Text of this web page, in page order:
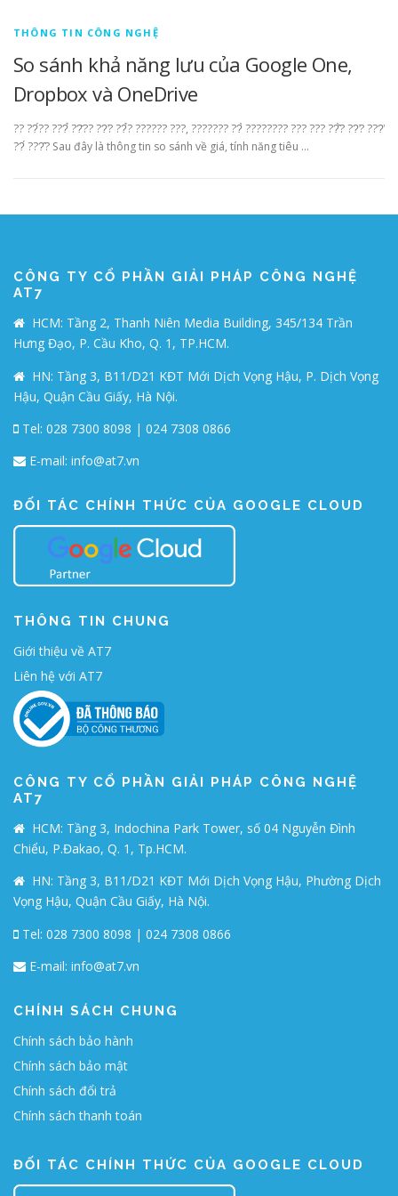
THÔNG TIN CÔNG NGHỆ
So sánh khả năng lưu của Google One,
Dropbox và OneDrive
?? ??́?? ???̉ ??̆?? ??̛? ??̉? ?????? ???, ??????? ??̀ ???????? ??? ??? ??̂̀? ??̛? ???̛̃
??́ ???̂? Sau đây là thông tin so sánh về giá, tính năng tiêu …
CÔNG TY CỔ PHẦN GIẢI PHÁP CÔNG NGHỆ
AT7
HCM: Tầng 2, Thanh Niên Media Building, 345/134 Trần
Hưng Đạo, P. Cầu Kho, Q. 1, TP.HCM.
HN: Tầng 3, B11/D21 KĐT Mới Dịch Vọng Hậu, P. Dịch Vọng
Hậu, Quận Cầu Giấy, Hà Nội.
Tel: 028 7300 8098 | 024 7308 0866
E-mail: info@at7.vn
ĐỐI TÁC CHÍNH THỨC CỦA GOOGLE CLOUD
THÔNG TIN CHUNG
Giới thiệu về AT7
Liên hệ với AT7
CÔNG TY CỔ PHẦN GIẢI PHÁP CÔNG NGHỆ
AT7
HCM: Tầng 3, Indochina Park Tower, số 04 Nguyễn Đình
Chiểu, P.Đakao, Q. 1, Tp.HCM.
HN: Tầng 3, B11/D21 KĐT Mới Dịch Vọng Hậu, Phường Dịch
Vọng Hậu, Quận Cầu Giấy, Hà Nội.
Tel: 028 7300 8098 | 024 7308 0866
E-mail: info@at7.vn
CHÍNH SÁCH CHUNG
Chính sách bảo hành
Chính sách bảo mật
Chính sách đổi trả
Chính sách thanh toán
ĐỐI TÁC CHÍNH THỨC CỦA GOOGLE CLOUD